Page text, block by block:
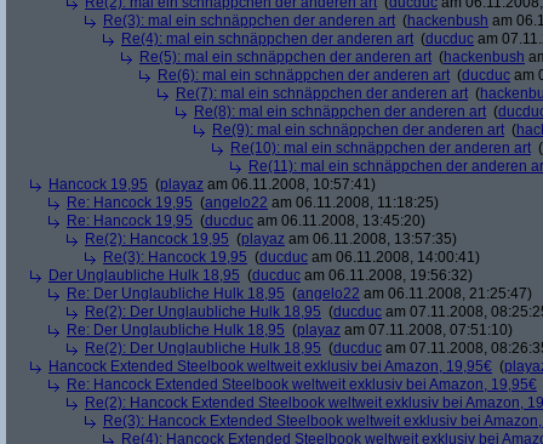
Re(3): mal ein schnäppchen der anderen art (hackenbush am
Re(4): mal ein schnäppchen der anderen art (ducduc am
Re(5): mal ein schnäppchen der anderen art (hackenbush
Re(6): mal ein schnäppchen der anderen art (ducduc am
Re(7): mal ein schnäppchen der anderen art (
Re(8): mal ein schnäppchen der anderen art (
Re(9): mal ein schnäppchen der anderen art (
Re(10): mal ein schnäppchen der anderen art (
Re(11): mal ein schnäppchen der anderen
Hancock 19,95 (playaz am 06.11.2008, 10:57:41)
Re: Hancock 19,95 (angelo22 am 06.11.2008, 11:18:25)
Re: Hancock 19,95 (ducduc am 06.11.2008, 13:45:20)
Re(2): Hancock 19,95 (playaz am 06.11.2008, 13:57:35)
Re(3): Hancock 19,95 (ducduc am 06.11.2008, 14:00:41)
Der Unglaubliche Hulk 18,95 (ducduc am 06.11.2008, 19:56:32)
Re: Der Unglaubliche Hulk 18,95 (angelo22 am 06.11.2008, 21:25:47)
Re(2): Der Unglaubliche Hulk 18,95 (ducduc am 07.11.2008,
Re: Der Unglaubliche Hulk 18,95 (playaz am 07.11.2008, 07:51:10)
Re(2): Der Unglaubliche Hulk 18,95 (ducduc am 07.11.2008,
Hancock Extended Steelbook weltweit exklusiv bei Amazon, 19,95€ (
Re: Hancock Extended Steelbook weltweit exklusiv bei Amazon, 19,95€
Re(2): Hancock Extended Steelbook weltweit exklusiv bei Amazon,
Re(3): Hancock Extended Steelbook weltweit exklusiv bei
Re(4): Hancock Extended Steelbook weltweit exklusiv bei